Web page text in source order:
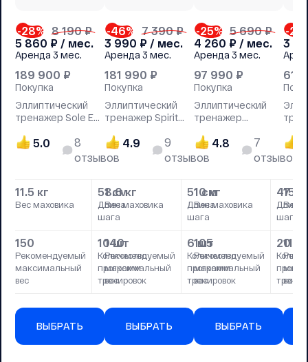
-28% 8 190 ₽
5 860 ₽ / мес.
Аренда 3 мес.
189 900 ₽
Покупка
Эллиптический
тренажер Sole E35
5.0
8
отзывов
11.5 кг
Вес маховика
51 см
Длина
шага
150
Рекомендуемый
максимальный
вес
10 шт
Количество
программ
тренировок
ВЫБРАТЬ
-46%
7 390 ₽
3 990 ₽ / мес.
Аренда 3 мес.
181 990 ₽
Покупка
Эллиптический
тренажер Spirit
4.9
9
отзывов
8.6 кг
Вес маховика
51 см
Длина
шага
140
Рекомендуемый
максимальный
вес
6 шт
Количество
программ
тренировок
ВЫБРАТЬ
-25% 5 690 ₽
4 260 ₽ / мес.
Аренда 3 мес.
97 990 ₽
Покупка
Эллиптический
тренажер
4.8
7
отзывов
10 кг
Вес маховика
47 см
Длина
шага
105
Рекомендуемый
максимальный
вес
20
ВЫБРАТЬ
-27
3
61
15
Вес
110
вес